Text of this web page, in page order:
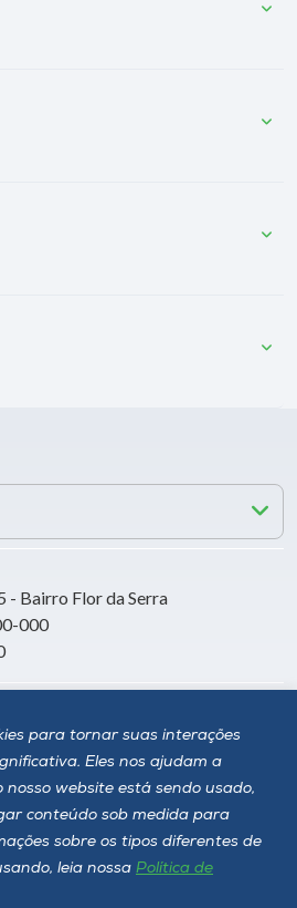
para tornar suas interações
Eles nos ajudam a
website está sendo usado,
conteúdo sob medida para
sobre os tipos diferentes de
leia nossa Política de
- Bairro Flor da Serra
000